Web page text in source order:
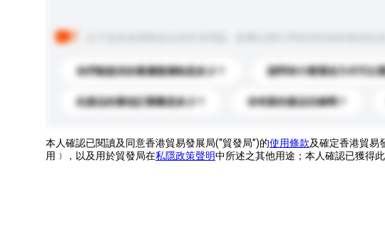
你們能提供的最優惠價格是多少？ 請問有什麼運送方式可以選
此產品的最低訂購量是多少？ 你有新的產品目錄嗎？
本人確認已閱讀及同意香港貿易發展局(“貿發局”)的使用條款及確定香港貿易
用﹞，以及用於貿發局在私隱政策聲明中所述之其他用途；本人確認已獲得